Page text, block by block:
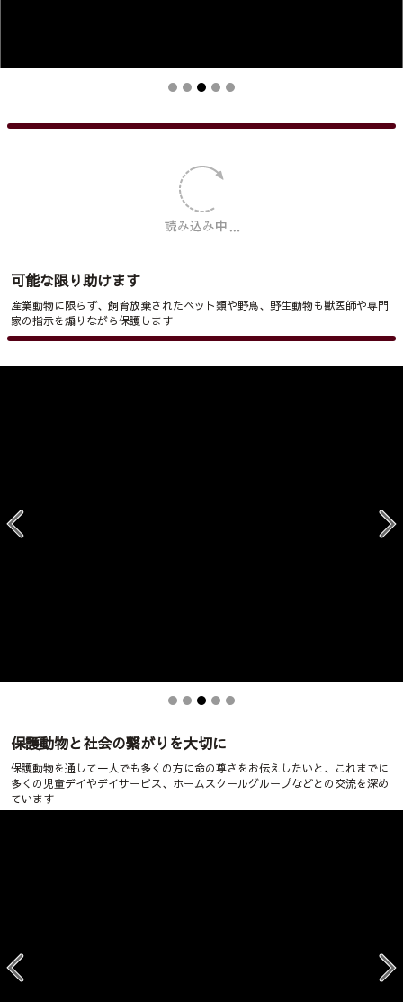
可能な限り助けます
産業動物に限らず、飼育放棄されたペット類や野鳥、野生動物も獣医師や専門
家の指示を煽りながら保護します
保護動物と社会の繋がりを大切に
保護動物を通して一人でも多くの方に命の尊さをお伝えしたいと、これまでに
多くの児童デイやデイサービス、ホームスクールグループなどとの交流を深め
ています